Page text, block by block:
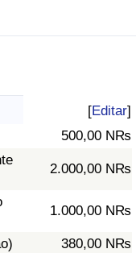
[Editar]
500,00 N₨
2.000,00 N₨
1.000,00 N₨
380,00 N₨
País